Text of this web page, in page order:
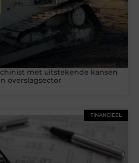
met uitstekende kansen
overslagsector
FINANCIEEL